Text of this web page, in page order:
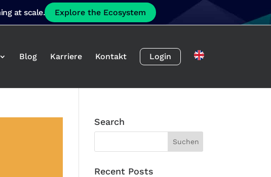
Blog Karriere Kontakt Login
Search
Recent Posts
at scale. Explore the Ecosystem